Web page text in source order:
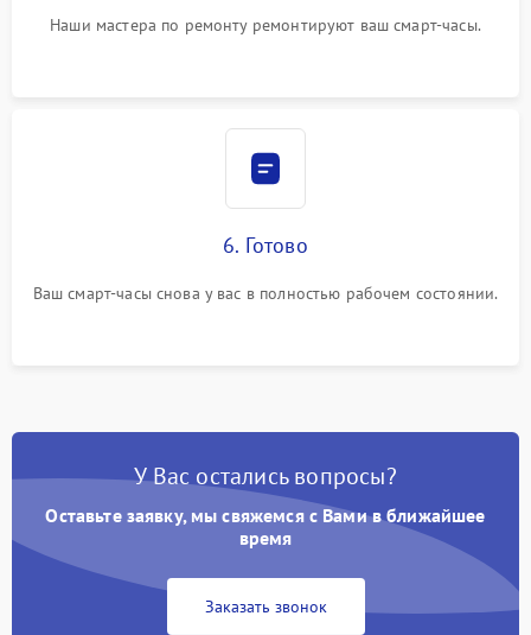
Наши мастера по ремонту ремонтируют ваш смарт-часы.
6. Готово
Ваш смарт-часы снова у вас в полностью рабочем состоянии.
У Вас остались вопросы?
Оставьте заявку, мы свяжемся с Вами в ближайшее
время
Заказать звонок